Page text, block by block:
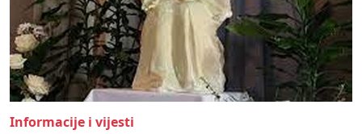
Informacije i vijesti